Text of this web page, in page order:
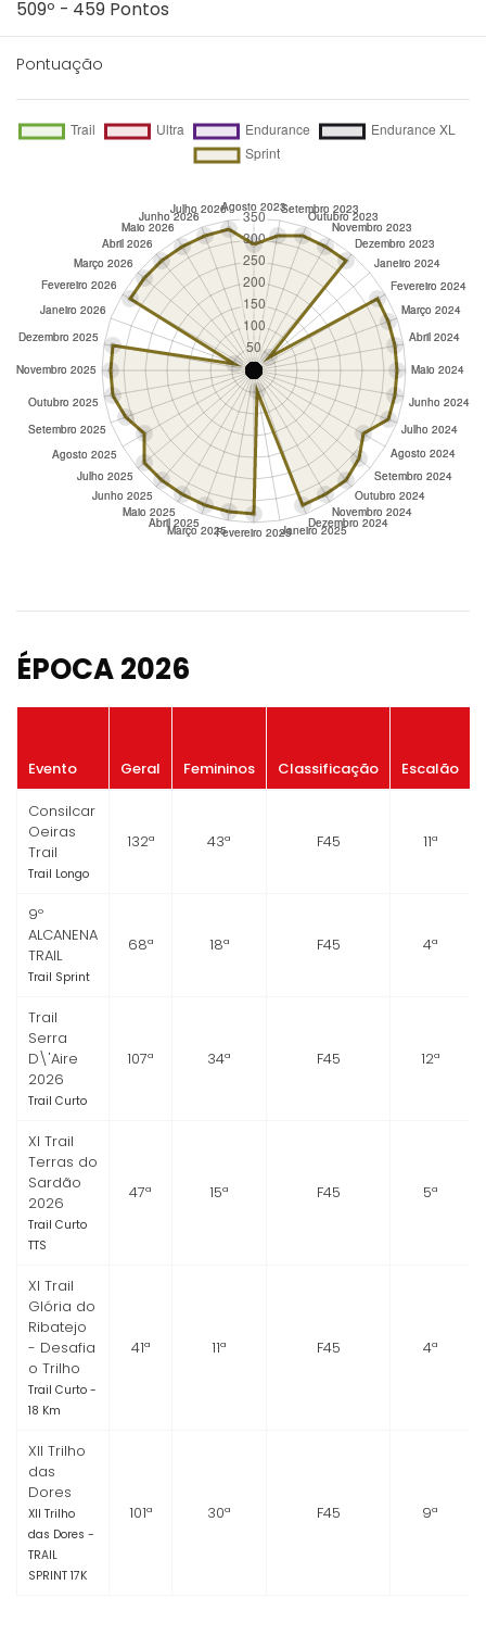
509º - 459 Pontos
Pontuação
ÉPOCA 2026
Evento Geral Femininos Classificação Escalão
Consilcar
Oeiras
Trail
Trail Longo
132ª 43ª F45 11ª
9º
ALCANENA
TRAIL
Trail Sprint
68ª 18ª F45 4ª
Trail
Serra
D\'Aire
2026
Trail Curto
107ª 34ª F45 12ª
XI Trail
Terras do
Sardão
2026
Trail Curto
TTS
47ª 15ª F45 5ª
XI Trail
Glória do
Ribatejo
- Desafia
o Trilho
Trail Curto -
18 Km
41ª 11ª F45 4ª
XII Trilho
das
Dores
XII Trilho
das Dores -
TRAIL
SPRINT 17K
101ª 30ª F45 9ª